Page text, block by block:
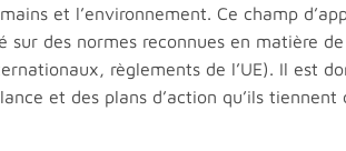
et l’environnement. Ce champ
sur des normes reconnues en matière
règlements de l’UE). Il est
et des plans d’action qu’ils tiennent